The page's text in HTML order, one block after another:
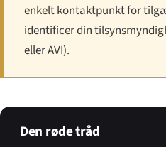
enkelt kontaktpunkt for
identificer din
eller AVI).
Den røde tråd